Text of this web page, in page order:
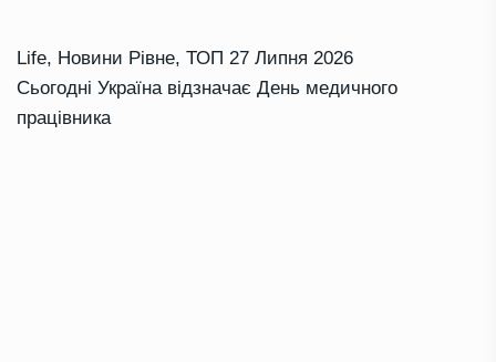
Life, Новини Рівне, ТОП 27 Липня 2026
Сьогодні Україна відзначає День медичного
працівника